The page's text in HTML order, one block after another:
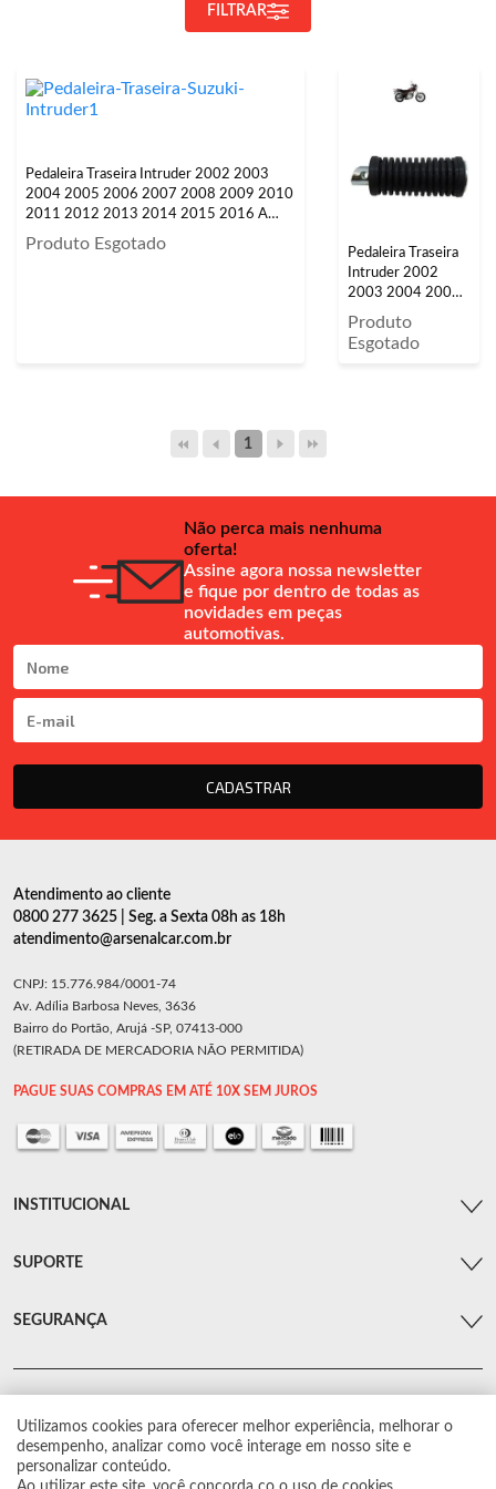
FILTRAR
Pedaleira Traseira Intruder 2002 2003
2004 2005 2006 2007 2008 2009 2010
2011 2012 2013 2014 2015 2016 A
2018 Prata
Produto Esgotado
Pedaleira Traseira
Intruder 2002
2003 2004 2005
2006 2007 2008
2012 2013 2014
Produto
Esgotado
1
Não perca mais nenhuma
oferta!
Assine agora nossa newsletter
e fique por dentro de todas as
novidades em peças
automotivas.
CADASTRAR
Utilizamos cookies para oferecer melhor experiência, melhorar o
desempenho, analizar como você interage em nosso site e
personalizar conteúdo.
Atendimento ao cliente
0800 277 3625 | Seg. a Sexta 08h as 18h
atendimento@arsenalcar.com.br
CNPJ: 15.776.984/0001-74
Av. Adília Barbosa Neves, 3636
Bairro do Portão, Arujá -SP, 07413-000
(RETIRADA DE MERCADORIA NÃO PERMITIDA)
PAGUE SUAS COMPRAS EM ATÉ 10X SEM JUROS
INSTITUCIONAL
SUPORTE
SEGURANÇA
© Arsenal Car. Todos os direitos reservados.
Proibida reprodução total ou parcial. Preços e estoque sujeito a alterações sem
aviso prévio.